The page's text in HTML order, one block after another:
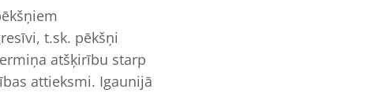
t.sk. pēkšņi
atšķirību starp
attieksmi. Igaunijā